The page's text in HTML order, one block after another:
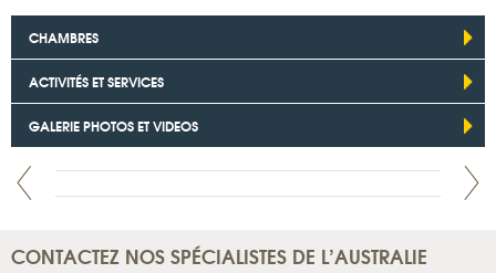
CHAMBRES
ACTIVITÉS ET SERVICES
GALERIE PHOTOS ET VIDEOS
CONTACTEZ NOS SPÉCIALISTES DE L’AUSTRALIE